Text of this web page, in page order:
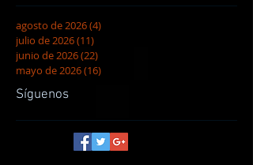
agosto de 2026(4)
julio de 2026(11)
junio de 2026(22)
mayo de 2026(16)
Síguenos